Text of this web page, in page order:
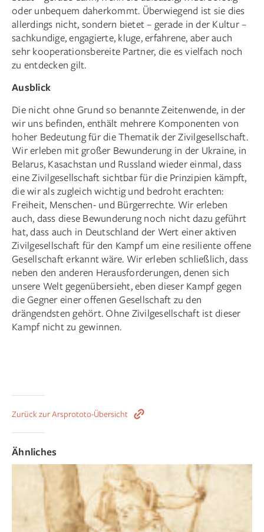
oder unbequem daherkommt. Überwiegend ist sie dies
allerdings nicht, sondern bietet – gerade in der Kultur –
sachkundige, engagierte, kluge, erfahrene, aber auch
sehr kooperationsbereite Partner, die es vielfach noch
zu entdecken gilt.
Ausblick
Die nicht ohne Grund so benannte Zeitenwende, in der
wir uns befinden, enthält mehrere Komponenten von
hoher Bedeutung für die Thematik der Zivilgesellschaft.
Wir erleben mit großer Bewunderung in der Ukraine, in
Belarus, Kasachstan und Russland wieder einmal, dass
eine Zivilgesellschaft sichtbar für die Prinzipien kämpft,
die wir als zugleich wichtig und bedroht erachten:
Freiheit, Menschen- und Bürgerrechte. Wir erleben
auch, dass diese Bewunderung noch nicht dazu geführt
hat, dass auch in Deutschland der Wert einer aktiven
Zivilgesellschaft für den Kampf um eine resiliente offene
Gesellschaft erkannt wäre. Wir erleben schließlich, dass
neben den anderen Herausforderungen, denen sich
unsere Welt gegenübersieht, eben dieser Kampf gegen
die Gegner einer offenen Gesellschaft zu den
drängendsten gehört. Ohne Zivilgesellschaft ist dieser
Kampf nicht zu gewinnen.
Zurück zur Arsprototo-Übersicht
Ähnliches